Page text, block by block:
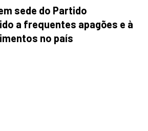
sede do Partido
a frequentes apagões e à
no país